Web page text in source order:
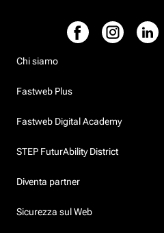
Chi siamo
Fastweb Plus
Fastweb Digital Academy
STEP FuturAbility District
Diventa partner
Sicurezza sul Web